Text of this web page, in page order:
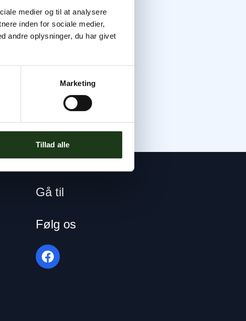
medier og til at analysere
inden for sociale medier,
andre oplysninger, du har givet
Marketing
Tillad alle
ringe og høre nærmere.
timer.
Gå til
Følg os